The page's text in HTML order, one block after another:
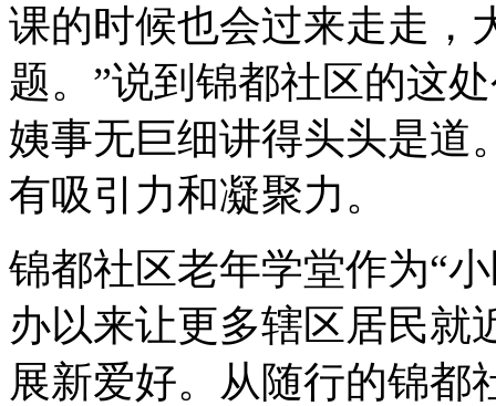
课的时候也会过来走走，
题。”说到锦都社区的这
姨事无巨细讲得头头是道
有吸引力和凝聚力。
锦都社区老年学堂作为“
办以来让更多辖区居民就
展新爱好。从随行的锦都